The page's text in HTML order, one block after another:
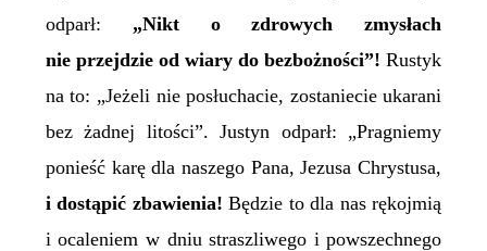
odparł: „Nikt o zdrowych zmysłach
nie przejdzie od wiary do bezbożności”! Rustyk
na to: „Jeżeli nie posłuchacie, zostaniecie ukarani
bez żadnej litości”. Justyn odparł: „Pragniemy
ponieść karę dla naszego Pana, Jezusa Chrystusa,
i dostąpić zbawienia! Będzie to dla nas rękojmią
i ocaleniem w dniu straszliwego i powszechnego